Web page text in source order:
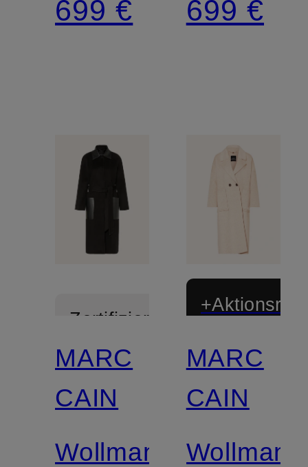
699 € 699 €
Zertifiziert
MARC
CAIN
Wollmantel
MARC
CAIN